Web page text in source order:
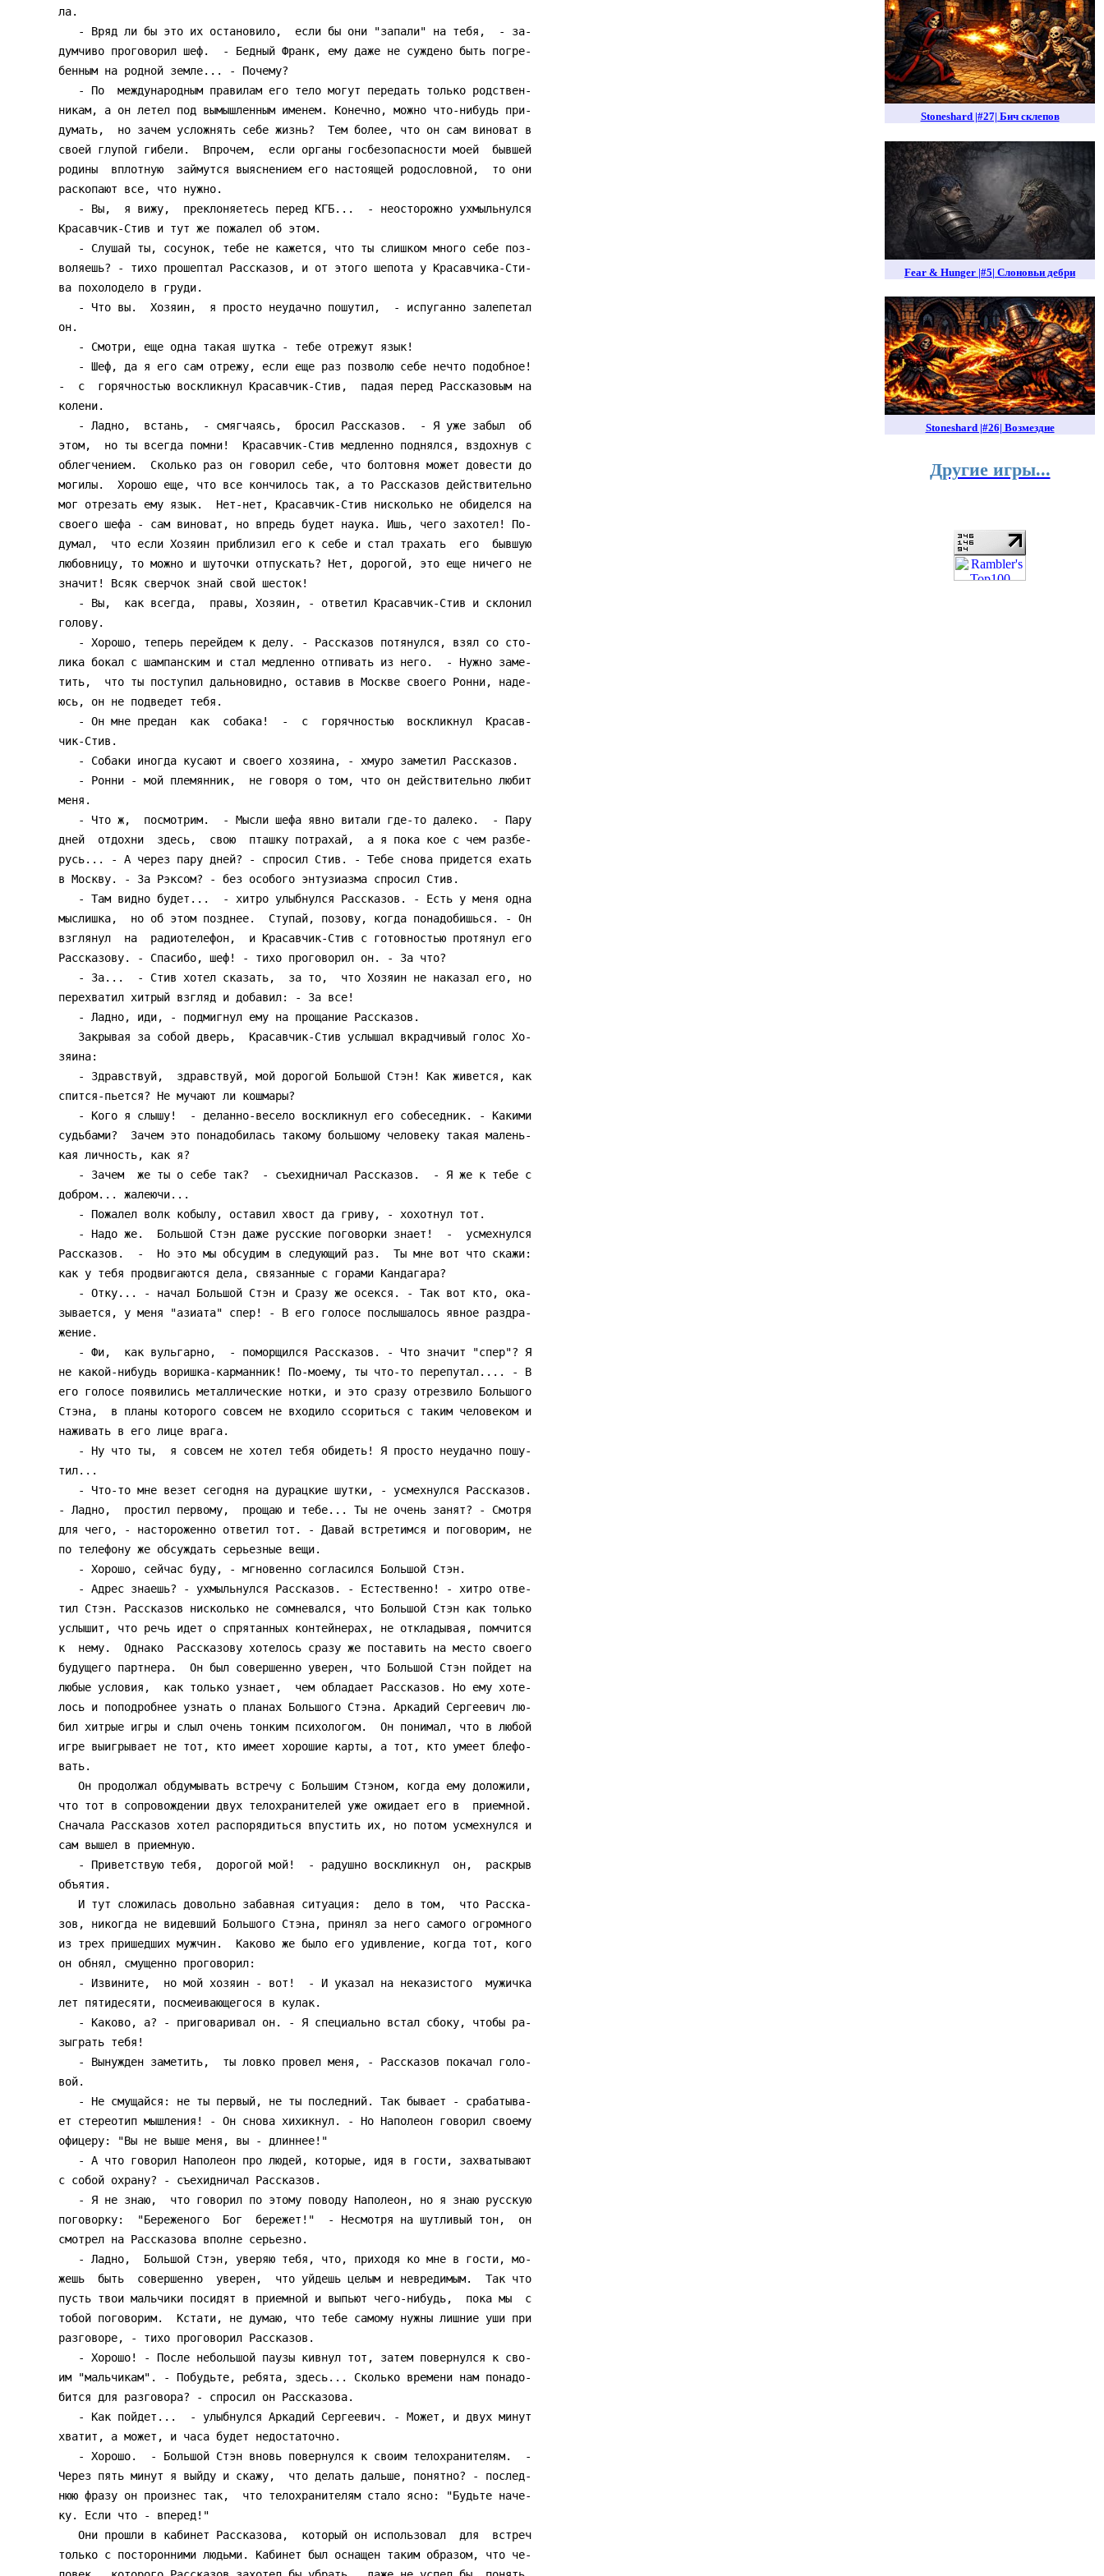
Stoneshard |#27| Бич склепов
Fear & Hunger |#5| Слоновьи дебри
Stoneshard |#26| Возмездие
Другие игры...